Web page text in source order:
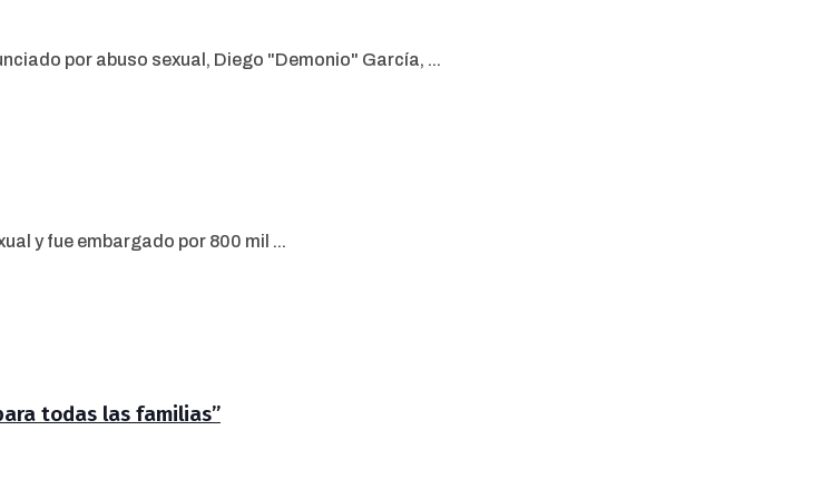
por abuso sexual, Diego "Demonio" García, ...
y fue embargado por 800 mil ...
todas las familias”